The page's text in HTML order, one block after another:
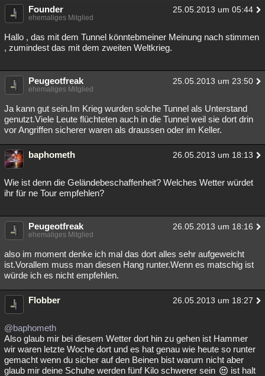
weitere Rubriken
Philosophie Träume
Astronomie Helpdesk Gruppen Gaming
Musik Clash Verbesserungen Allmystery English
Übersichten
Besucht Teilgenommen Alle Neue Geschlossen
Lesenswert Schlüsselwörter
Founder 25.05.2013 um 05:44
ehemaliges Mitglied
Hallo , das mit dem Tunnel könntebmeiner Meinung nach stimmen
, zumindest das mit dem zweiten Weltkrieg.
Peugeotfreak 25.05.2013 um 23:50
ehemaliges Mitglied
Ja kann gut sein.Im Krieg wurden solche Tunnel als Unterstand
genutzt.Viele Leute flüchteten auch in die Tunnel weil sie dort drin
vor Angriffen sicherer waren als draussen oder im Keller.
baphometh 26.05.2013 um 18:13
Wie ist denn die Geländebeschaffenheit? Welches Wetter würdet
ihr für ne Tour empfehlen?
Peugeotfreak 26.05.2013 um 18:16
ehemaliges Mitglied
also im moment denke ich mal das dort alles sehr aufgeweicht
ist.Vorallem muss man diesen Hang runter.Wenn es matschig ist
würde ich es nicht empfehlen.
Flobber 26.05.2013 um 18:27
@baphometh
Also glaub mir bei diesem Wetter dort hin zu gehen ist Hammer
wir waren letzte Woche dort und es hat genau wie heute so runter
gemacht wenn du sicher auf den Beinen bist warum nicht aber
glaub mir deine Schuhe werden fünf Kilo schwerer sein
ist halt